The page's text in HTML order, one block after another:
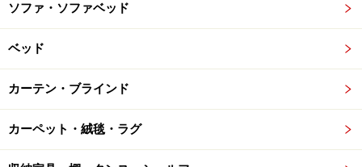
ソファ・ソファベッド
ベッド
カーテン・ブラインド
カーペット・絨毯・ラグ